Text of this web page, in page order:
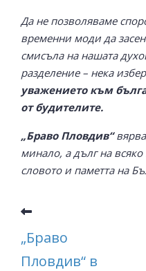
Да не позволяваме
временни моди да
смисъла на нашата
разделение – нека
уважението към
от будителите.
„Браво Пловдив“
минало, а дълг на
словото и паметта на
„Браво
Пловдив“ в